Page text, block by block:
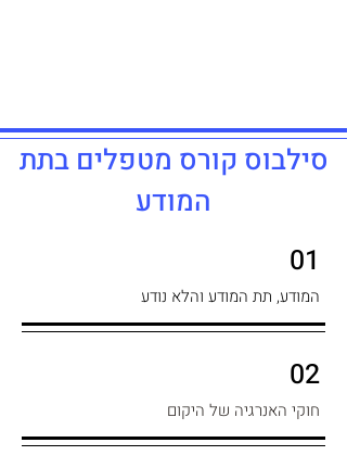
סילבוס קורס מטפלים בתת
המודע
01
המודע, תת המודע והלא נודע
02
חוקי האנרגיה של היקום